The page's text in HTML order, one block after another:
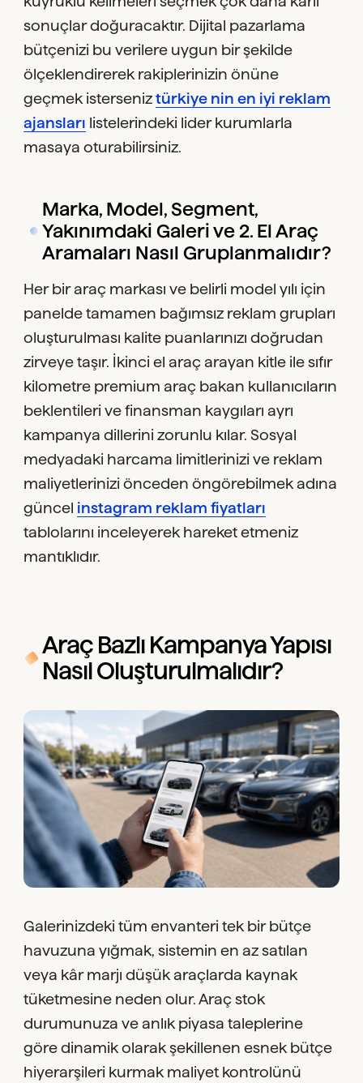
sonuçlar doğuracaktır. Dijital pazarlama
bütçenizi bu verilere uygun bir şekilde
ölçeklendirerek rakiplerinizin önüne
geçmek isterseniztürkiye nin en iyi reklam
ajansları listelerindeki lider kurumlarla
masaya oturabilirsiniz.
Marka, Model, Segment,
Yakınımdaki Galeri ve 2. El Araç
Aramaları Nasıl Gruplanmalıdır?
Her bir araç markası ve belirli model yılı için
panelde tamamen bağımsız reklam grupları
oluşturulması kalite puanlarınızı doğrudan
zirveye taşır. İkinci el araç arayan kitle ile sıfır
kilometre premium araç bakan kullanıcıların
beklentileri ve finansman kaygıları ayrı
kampanya dillerini zorunlu kılar. Sosyal
medyadaki harcama limitlerinizi ve reklam
maliyetlerinizi önceden öngörebilmek adına
güncel instagram reklam fiyatları
tablolarını inceleyerek hareket etmeniz
mantıklıdır.
Araç Bazlı Kampanya Yapısı
Nasıl Oluşturulmalıdır?
Galerinizdeki tüm envanteri tek bir bütçe
havuzuna yığmak, sistemin en az satılan
veya kâr marjı düşük araçlarda kaynak
tüketmesine neden olur. Araç stok
durumunuza ve anlık piyasa taleplerine
göre dinamik olarak şekillenen esnek bütçe
hiyerarşileri kurmak maliyet kontrolünü